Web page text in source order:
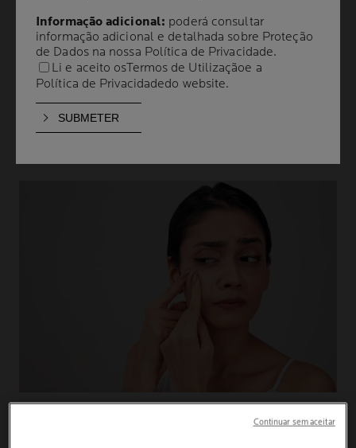
pele, principalmente no rosto, é quase inevitável.
Desejamos livrar-noa o mais rápido possível daquela
protuberância vermelha e inflamada, procurando alívio
imediato. Mas será que essa é realmente a melhor
solução? Infelizmente, a resposta é não. Espremer as
borbulhas pode, na verdade, agravar a situação e
Informação adicional: poderá consultar
informação adicional e detalhada sobre Proteção
de Dados na nossa Política de Privacidade.
Li e aceito osTermos de Utilizaçãoe a
Política de Privacidadedo website.
Informação adicional: poderá consultar
informação adicional e detalhada sobre Proteção
de Dados na nossa Política de Privacidade.
Li e aceito osTermos de Utilizaçãoe a
Política de Privacidadedo website.
Continuar sem aceitar